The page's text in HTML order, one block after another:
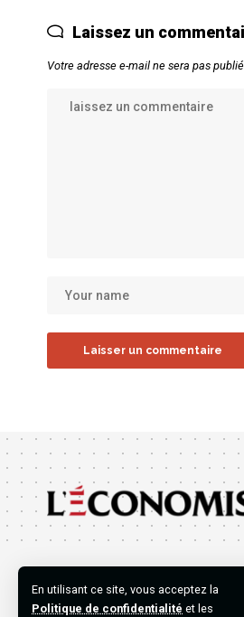
En utilisant ce site, vous acceptez la
Politique de confidentialité et les
Laissez un
Votre adresse e-mail ne sera pas